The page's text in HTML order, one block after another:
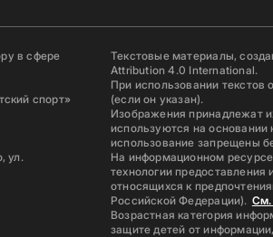
в сфере
спорт»
ул.
Текстовые материалы,
Attribution 4.0 International.
При использовании текстов
(если он указан).
Изображения принадлежат
используются на основании
использование запрещены
На информационном
технологии
относящихся к
Российской Федерации). См.
Возрастная категория
защите детей от